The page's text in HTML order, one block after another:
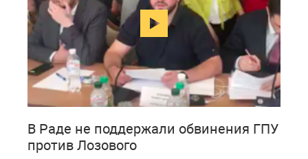
В Раде не поддержали обвинения ГПУ
против Лозового